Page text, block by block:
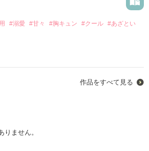
る
です。
め寄りにしてみました！
#溺愛 #甘々 #胸キュン #クール #あざとい
作品をすべて見る
りません。